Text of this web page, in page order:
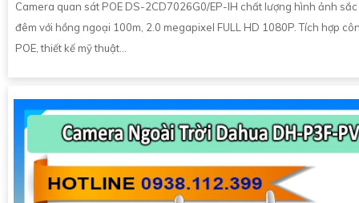
Camera quan sát POE DS-2CD7026G0/EP-IH chất lượng hình ảnh
đêm với hồng ngoại 100m, 2.0 megapixel FULL HD 1080P. Tích hợp
POE, thiết kế mỹ thuật...